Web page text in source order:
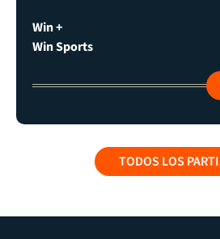
Win +
Win Sports
TODOS LOS